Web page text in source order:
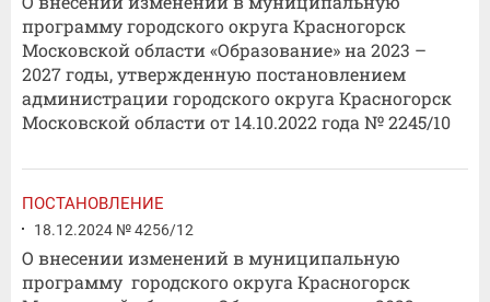
программу городского округа Красногорск
Московской области «Образование» на 2023 –
2027 годы, утвержденную постановлением
администрации городского округа Красногорск
Московской области от 14.10.2022 года № 2245/10
ПОСТАНОВЛЕНИЕ
18.12.2024 № 4256/12
О внесении изменений в муниципальную
программу городского округа Красногорск